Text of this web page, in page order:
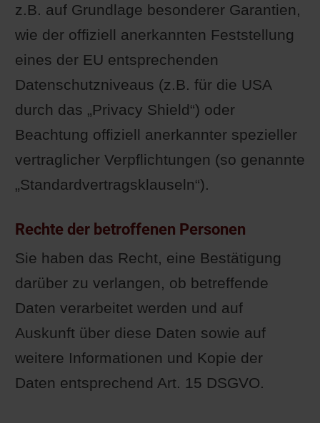
z.B. auf Grundlage besonderer Garantien,
wie der offiziell anerkannten Feststellung
eines der EU entsprechenden
Datenschutzniveaus (z.B. für die USA
durch das „Privacy Shield“) oder
Beachtung offiziell anerkannter spezieller
vertraglicher Verpflichtungen (so genannte
„Standardvertragsklauseln“).
Rechte der betroffenen Personen
Sie haben das Recht, eine Bestätigung
darüber zu verlangen, ob betreffende
Daten verarbeitet werden und auf
Auskunft über diese Daten sowie auf
weitere Informationen und Kopie der
Daten entsprechend Art. 15 DSGVO.